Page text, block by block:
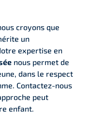
croyons que
un
expertise en
nous permet de
dans le respect
Contactez-nous
peut
enfant.